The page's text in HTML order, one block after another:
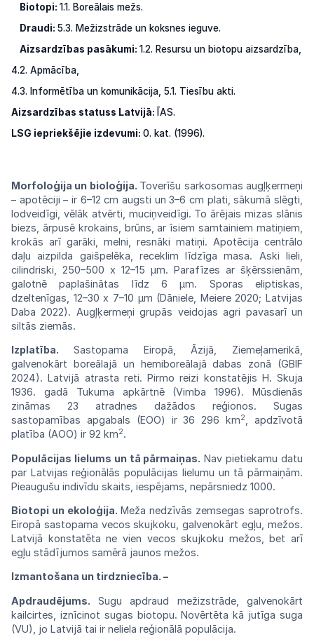
Biotopi: 1.1. Boreālais mežs.
Draudi: 5.3. Mežizstrāde un koksnes ieguve.
Aizsardzības pasākumi: 1.2. Resursu un biotopu aizsardzība,
4.2. Apmācība,
4.3. Informētība un komunikācija, 5.1. Tiesību akti.
Aizsardzības statuss Latvijā: ĪAS.
LSG iepriekšējie izdevumi: 0. kat. (1996).
Morfoloģija un bioloģija. Toverīšu sarkosomas augļķermeņi
– apotēciji – ir 6–12cmaugsti un 3–6 cm plati, sākumā slēgti,
lodveidīgi, vēlāk atvērti, muciņveidīgi. Toārējaismizasslānis
biezs, ārpusē krokains, brūns, arīsiemsamtainiem matiņiem,
krokās arī garāki, melni, resnāki matiņi. Apotēcija centrālo
daļuaizpilda gaišpelēka, receklim līdzīgamasa. Aski lieli,
cilindriski, 250–500 x 12–15 μm. Parafīzes ar šķērssienām,
galotnēpaplašinātas līdz 6 μm. Sporas eliptiskas,
dzeltenīgas, 12–30 x 7–10 μm (Dāniele, Meiere 2020; Latvijas
Daba 2022). Augļķermeņi grupās veidojasagri pavasarī un
siltās ziemās.
Izplatība. Sastopama Eiropā, Āzijā, Ziemeļamerikā,
galvenokārt boreālajā un hemiboreālajā dabas zonā (GBIF
2024). Latvijā atrasta reti. Pirmo reizi konstatējis H. Skuja
1936.
gadā Tukuma apkārtnē (Vimba 1996).Mūsdienās
zināmas 23 atradnes dažādos reģionos. Sugas
sastopamības apgabals (EOO) ir 36 296km2,apdzīvotā
platība (AOO) ir 92 km2.
Populācijas lielums un tā pārmaiņas. Nav pietiekamu datu
par Latvijas reģionālās populācijas lielumu un tā pārmaiņām.
Pieaugušu indivīdu skaits, iespējams, nepārsniedz 1000.
Biotopi un ekoloģija. Meža nedzīvās zemsegas saprotrofs.
Eiropā sastopama vecos skujkoku, galvenokārt egļu, mežos.
Latvijā konstatēta ne vien vecos skujkoku mežos, bet arī
egļu stādījumos samērā jaunos mežos.
Izmantošana un tirdzniecība. –
Apdraudējums. Sugu apdraud mežizstrāde, galvenokārt
kailcirtes, iznīcinot sugas biotopu.Novērtēta kā jutīga suga
(VU), jo Latvijā tai ir neliela reģionālā populācija.